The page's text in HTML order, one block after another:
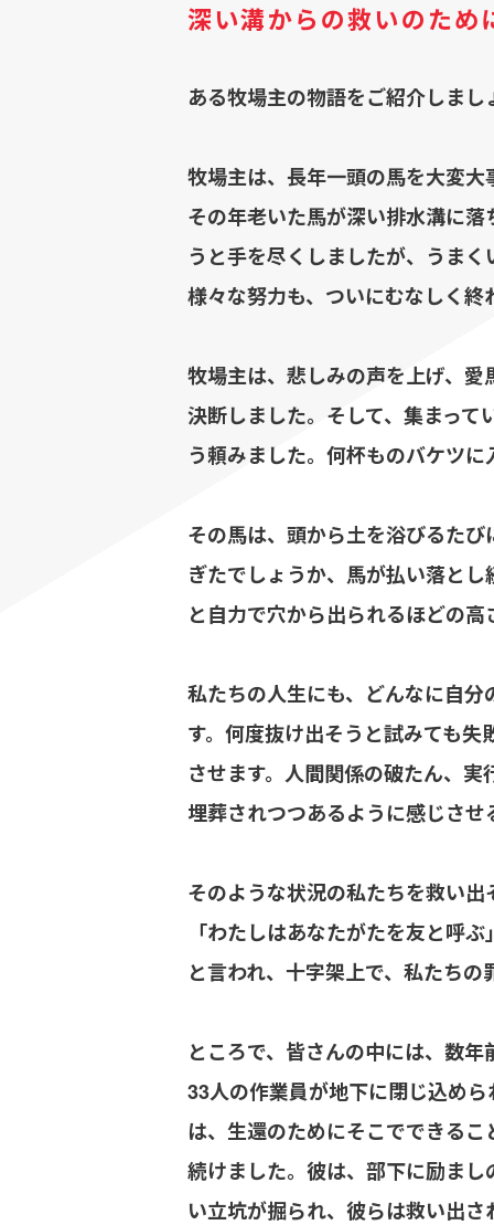
深い溝からの救いのた
ある牧場主の物語をご紹介しまし
牧場主は、長年一頭の馬を大変
その年老いた馬が深い排水溝に
うと手を尽くしましたが、うま
様々な努力も、ついにむなしく終
牧場主は、悲しみの声を上げ、
決断しました。そして、集まっ
う頼みました。何杯ものバケツ
その馬は、頭から土を浴びるた
ぎたでしょうか、馬が払い落と
と自力で穴から出られるほどの
私たちの人生にも、どんなに自
す。何度抜け出そうと試みても
させます。人間関係の破たん、
埋葬されつつあるように感じさせ
そのような状況の私たちを救い
「わたしはあなたがたを友と呼
と言われ、十字架上で、私たち
ところで、皆さんの中には、数
33人の作業員が地下に閉じ込め
は、生還のためにそこでできる
続けました。彼は、部下に励ま
い立坑が掘られ、彼らは救い出さ